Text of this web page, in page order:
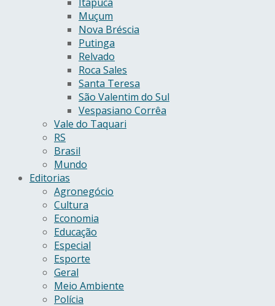
Muçum
Nova Bréscia
Putinga
Relvado
Roca Sales
Santa Teresa
São Valentim do Sul
Vespasiano Corrêa
Vale do Taquari
RS
Brasil
Mundo
Editorias
Agronegócio
Cultura
Economia
Educação
Especial
Esporte
Geral
Meio Ambiente
Polícia